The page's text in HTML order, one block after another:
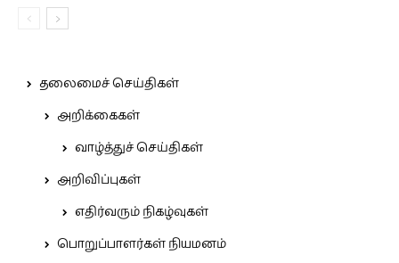
தலைமைச் செய்திகள்
அறிக்கைகள்
வாழ்த்துச் செய்திகள்
அறிவிப்புகள்
எதிர்வரும் நிகழ்வுகள்
பொறுப்பாளர்கள் நியமனம்